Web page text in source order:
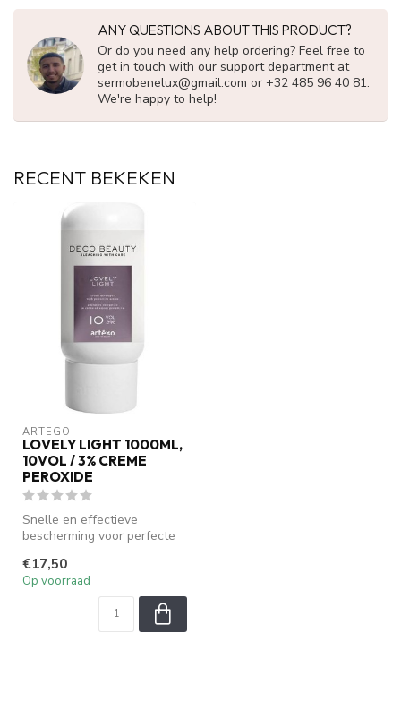
ANY QUESTIONS ABOUT THIS PRODUCT?
Or do you need any help ordering? Feel free to
get in touch with our support department at
sermobenelux@gmail.com or +32 485 96 40 81.
We're happy to help!
RECENT BEKEKEN
ARTEGO
LOVELY LIGHT 1000ML,
10VOL / 3% CREME
PEROXIDE
Snelle en effectieve
bescherming voor perfecte
samengesteld...
€17,50
Op voorraad